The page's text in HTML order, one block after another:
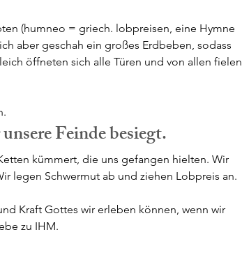
(humneo = griech. lobpreisen, eine Hymne
aber geschah ein großes Erdbeben, sodass
öffneten sich alle Türen und von allen fielen
Feinde besiegt.
kümmert, die uns gefangen hielten. Wir
legen Schwermut ab und ziehen Lobpreis an.
Kraft Gottes wir erleben können, wenn wir
zu IHM.